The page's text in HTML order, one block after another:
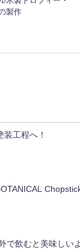
製作
装工程へ！
で飲むと美味しい